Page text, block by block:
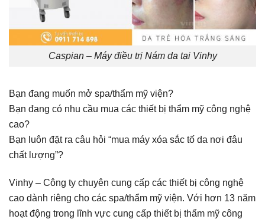
Caspian – Máy điều trị Nám da tại Vinhy
Bạn đang muốn mở spa/thẩm mỹ viện?
Bạn đang có nhu cầu mua các thiết bị thẩm mỹ công nghệ
cao?
Bạn luôn đặt ra câu hỏi “mua máy xóa sắc tố da nơi đâu
chất lượng”?
Vinhy – Công ty chuyên cung cấp các thiết bị công nghệ
cao dành riêng cho các spa/thẩm mỹ viện. Với hơn 13 năm
hoạt động trong lĩnh vực cung cấp thiết bị thẩm mỹ công